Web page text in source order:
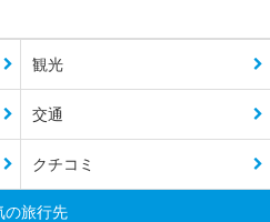
観光
交通
クチコミ
の旅行先